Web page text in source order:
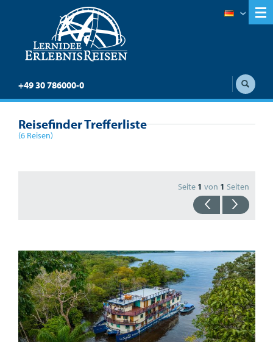
+49 30 786000-0
Reisefinder Trefferliste
(6 Reisen)
Seite 1 von 1 Seiten